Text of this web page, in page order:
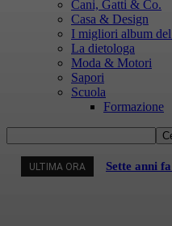
Cani, Gatti & Co.
Casa & Design
I migliori album
La dietologa
Moda & Motori
Sapori
Scuola
Formazione
ULTIMA ORA Sette anni